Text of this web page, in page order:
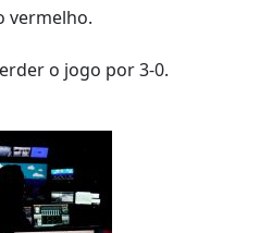
vermelho.
o jogo por 3-0.